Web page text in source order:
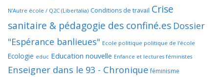
N'Autre école / Q2C (Libertalia) Conditions de travail Crise
sanitaire & pédagogie des confiné.es Dossier
"Espérance banlieues" Ecole politique politique de l'école
Ecologie educ Education nouvelle Enfance et lectures féministes
Enseigner dans le 93 - Chronique féminisme